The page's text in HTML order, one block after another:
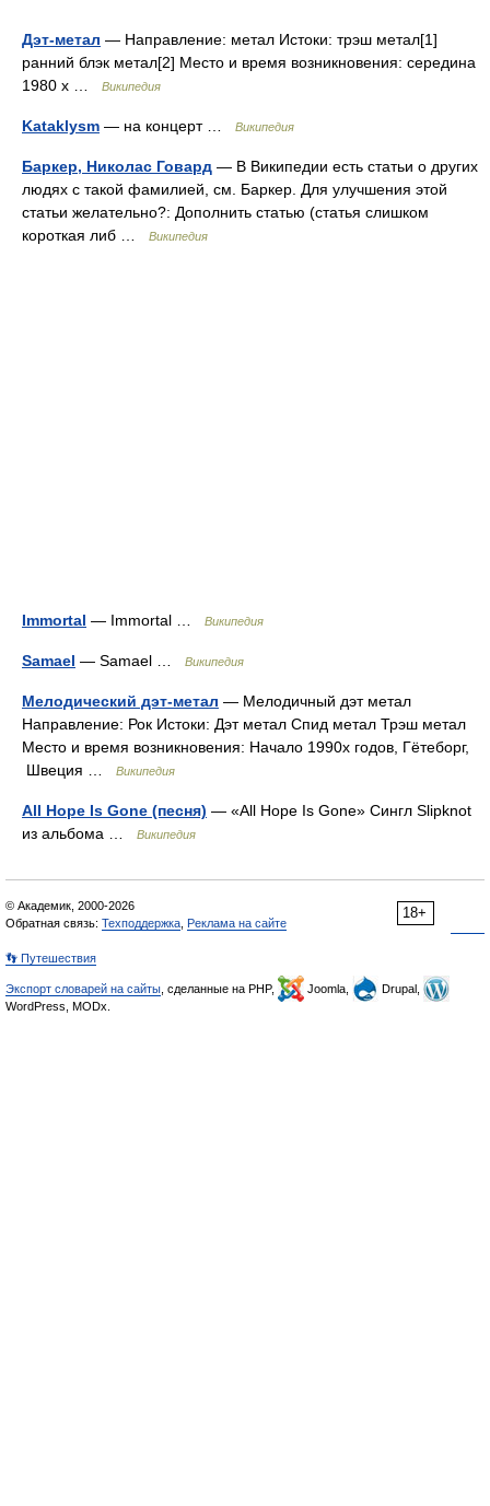
Дэт-метал — Направление: метал Истоки: трэш метал[1]
ранний блэк метал[2] Место и время возникновения: середина
1980 х …
Википедия
Kataklysm — на концерт … Википедия
Баркер, Николас Говард — В Википедии есть статьи о других
людях с такой фамилией, см. Баркер. Для улучшения этой
статьи желательно?: Дополнить статью (статья слишком
короткая либ …
Википедия
Immortal — Immortal … Википедия
Samael — Samael … Википедия
Мелодический дэт-метал — Мелодичный дэт метал
Направление: Рок Истоки: Дэт метал Спид метал Трэш метал
Место и время возникновения: Начало 1990х годов, Гётеборг,
Швеция …
Википедия
All Hope Is Gone (песня) — «All Hope Is Gone» Сингл Slipknot
из альбома …
Википедия
18+
© Академик, 2000-2026
Обратная связь: Техподдержка Реклама на сайте
👣 Путешествия
Экспорт словарей на сайты , сделанные на PHP, Joomla,
Drupal,
WordPress, MODx.